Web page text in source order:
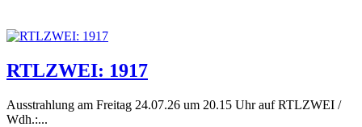
RTLZWEI: 1917
Ausstrahlung am Freitag 24.07.26 um 20.15 Uhr auf RTLZWEI /
Wdh.:...